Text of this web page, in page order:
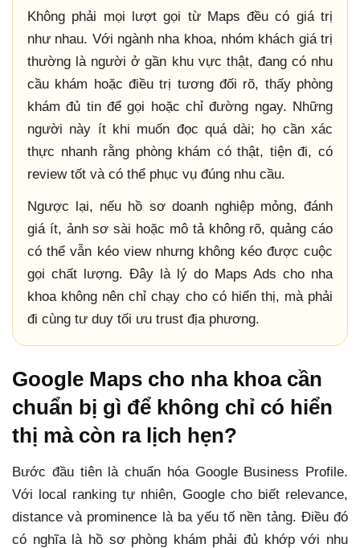
Không phải mọi lượt gọi từ Maps đều có giá trị
như nhau. Với ngành nha khoa, nhóm khách giá trị
thường là người ở gần khu vực thật, đang có nhu
cầu khám hoặc điều trị tương đối rõ, thấy phòng
khám đủ tin để gọi hoặc chỉ đường ngay. Những
người này ít khi muốn đọc quá dài; họ cần xác
thực nhanh rằng phòng khám có thật, tiện đi, có
review tốt và có thể phục vụ đúng nhu cầu.
Ngược lại, nếu hồ sơ doanh nghiệp mỏng, đánh
giá ít, ảnh sơ sài hoặc mô tả không rõ, quảng cáo
có thể vẫn kéo view nhưng không kéo được cuộc
gọi chất lượng. Đây là lý do Maps Ads cho nha
khoa không nên chỉ chạy cho có hiển thị, mà phải
đi cùng tư duy tối ưu trust địa phương.
Google Maps cho nha khoa cần
chuẩn bị gì để không chỉ có hiển
thị mà còn ra lịch hẹn?
Bước đầu tiên là chuẩn hóa Google Business Profile.
Với local ranking tự nhiên, Google cho biết relevance,
distance và prominence là ba yếu tố nền tảng. Điều đó
có nghĩa là hồ sơ phòng khám phải đủ khớp với nhu